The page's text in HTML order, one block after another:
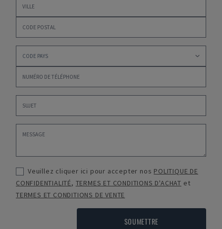
Veuillez cliquer ici pour accepter nos POLITIQUE DE
CONFIDENTIALITÉ, TERMES ET CONDITIONS D'ACHAT et
TERMES ET CONDITIONS DE VENTE
SOUMETTRE